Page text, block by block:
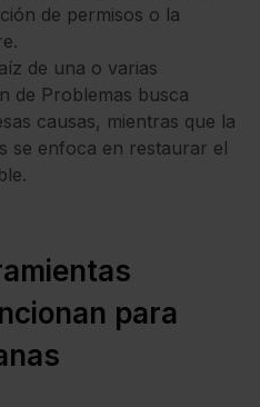
de permisos o la
de una o varias
de Problemas busca
causas, mientras que la
se enfoca en restaurar el
para